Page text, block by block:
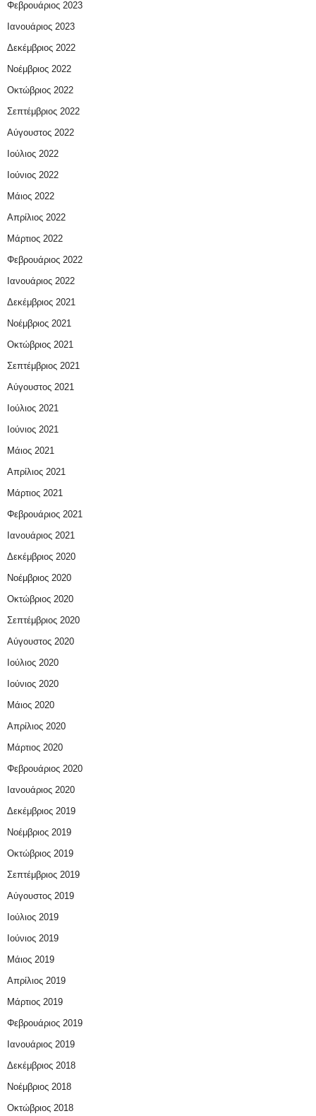
Φεβρουάριος 2023
Ιανουάριος 2023
Δεκέμβριος 2022
Νοέμβριος 2022
Οκτώβριος 2022
Σεπτέμβριος 2022
Αύγουστος 2022
Ιούλιος 2022
Ιούνιος 2022
Μάιος 2022
Απρίλιος 2022
Μάρτιος 2022
Φεβρουάριος 2022
Ιανουάριος 2022
Δεκέμβριος 2021
Νοέμβριος 2021
Οκτώβριος 2021
Σεπτέμβριος 2021
Αύγουστος 2021
Ιούλιος 2021
Ιούνιος 2021
Μάιος 2021
Απρίλιος 2021
Μάρτιος 2021
Φεβρουάριος 2021
Ιανουάριος 2021
Δεκέμβριος 2020
Νοέμβριος 2020
Οκτώβριος 2020
Σεπτέμβριος 2020
Αύγουστος 2020
Ιούλιος 2020
Ιούνιος 2020
Μάιος 2020
Απρίλιος 2020
Μάρτιος 2020
Φεβρουάριος 2020
Ιανουάριος 2020
Δεκέμβριος 2019
Νοέμβριος 2019
Οκτώβριος 2019
Σεπτέμβριος 2019
Αύγουστος 2019
Ιούλιος 2019
Ιούνιος 2019
Μάιος 2019
Απρίλιος 2019
Μάρτιος 2019
Φεβρουάριος 2019
Ιανουάριος 2019
Δεκέμβριος 2018
Νοέμβριος 2018
Οκτώβριος 2018